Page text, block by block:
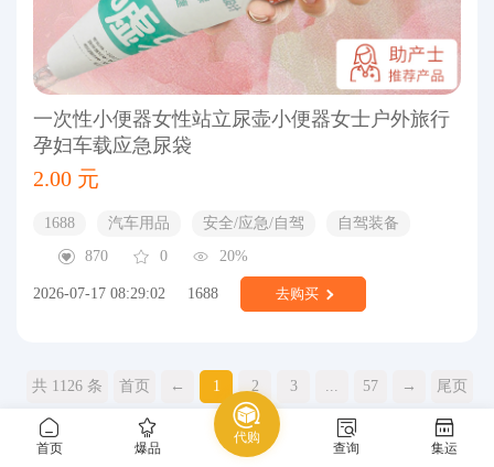
首页 爆品
代购
查询 集运
一次性小便器女性站立尿壶小便器女士户外旅行
孕妇车载应急尿袋
2.00 元
1688 汽车用品 安全/应急/自驾
自驾装备
870
0 20%
2026-07-17 08:29:02 1688 去购买
共 1126 条 首页 ← 1 2 3 ... 57 → 尾页
共 57 页